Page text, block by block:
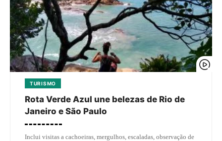
TURISMO
Rota Verde Azul une belezas de Rio de
Janeiro e São Paulo
Inclui visitas a cachoeiras, mergulhos, escaladas, observação de